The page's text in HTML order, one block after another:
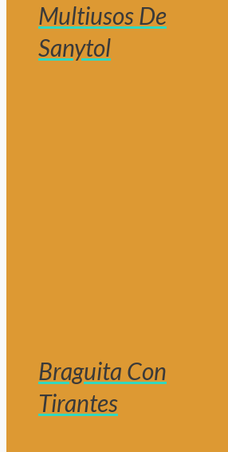
Multiusos De
Sanytol
Braguita Con
Tirantes